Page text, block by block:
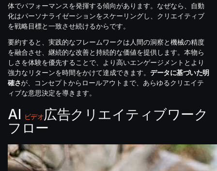
体でパフォーマンスを発揮する傾向があります。なぜなら、自動
化はパーソナライゼーションをスケーリングし、クリエイティブ
を戦略目標と一致させ続けるからです。
要約すると、実践的なフレームワークは人間の洞察と機械の精度
を融合させ、継続的な改善と持続的な価値を提供します。本物ら
しさを体験を優先することで、より高いエンゲージメントとより
強力なリターンを時間をかけて達成できます。 データに基づいた明
確さが、コンセプトからロールアウトまで、あらゆるクリエイテ
ィブな意思決定を導きます。
AI ビデオ広告クリエイティブワーク
フロー